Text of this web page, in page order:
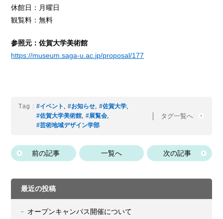
休館日：月曜日
観覧料：無料
参照元：佐賀大学美術館
https://museum.saga-u.ac.jp/proposal/177
Tag : #イベント , #お知らせ, #佐賀大学,
#佐賀大学美術館, #展覧会,
#芸術地域デザイン学部
タグ一覧へ
前の記事 一覧へ 次の記事
最近の投稿
オープンキャンパス開催について